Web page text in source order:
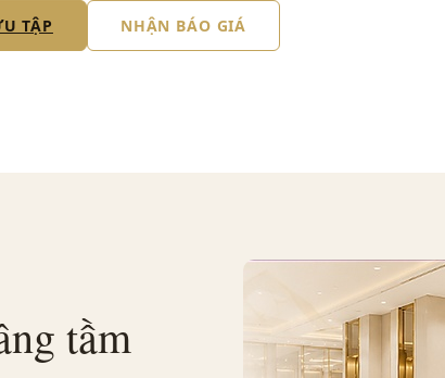
TẬP NHẬN BÁO GIÁ
tầm